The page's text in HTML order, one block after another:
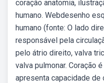
coração anatomia,
humano. Webdesenho
humano (fonte: O lado
responsável pela
pelo átrio direito, valva
valva pulmonar. Coração
apresenta capacidade de